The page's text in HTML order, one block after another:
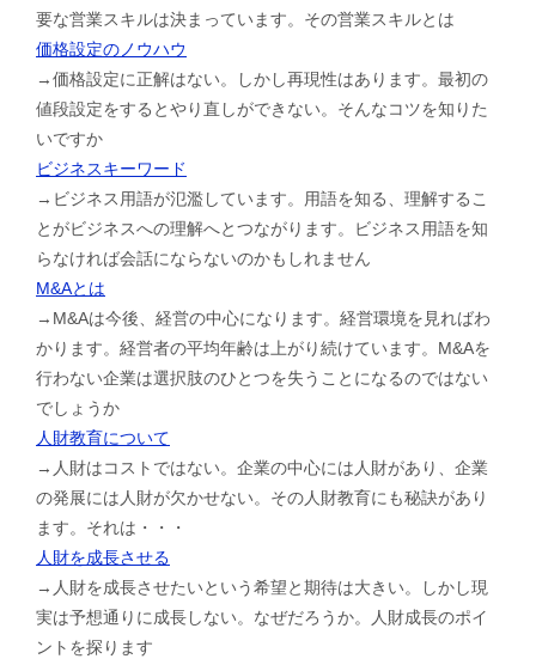
要な営業スキルは決まっています。その営業スキルとは
価格設定のノウハウ
→価格設定に正解はない。しかし再現性はあります。最初の
値段設定をするとやり直しができない。そんなコツを知りた
いですか
ビジネスキーワード
→ビジネス用語が氾濫しています。用語を知る、理解するこ
とがビジネスへの理解へとつながります。ビジネス用語を知
らなければ会話にならないのかもしれません
M&Aとは
→M&Aは今後、経営の中心になります。経営環境を見ればわ
かります。経営者の平均年齢は上がり続けています。M&Aを
行わない企業は選択肢のひとつを失うことになるのではない
でしょうか
人財教育について
→人財はコストではない。企業の中心には人財があり、企業
の発展には人財が欠かせない。その人財教育にも秘訣があり
ます。それは・・・
人財を成長させる
→人財を成長させたいという希望と期待は大きい。しかし現
実は予想通りに成長しない。なぜだろうか。人財成長のポイ
ントを探ります